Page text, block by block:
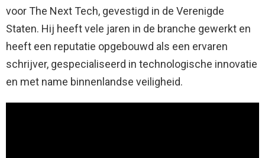
voor The Next Tech, gevestigd in de Verenigde
Staten. Hij heeft vele jaren in de branche gewerkt en
heeft een reputatie opgebouwd als een ervaren
schrijver, gespecialiseerd in technologische innovatie
en met name binnenlandse veiligheid.